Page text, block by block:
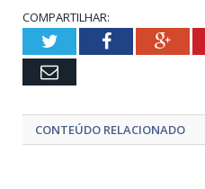
COMPARTILHAR:
TwitterFacebook
Email
CONTEÚDO RELACIONADO